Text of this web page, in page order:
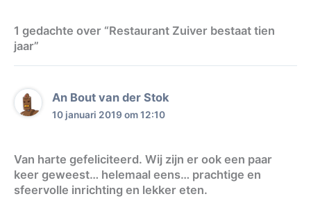
1 gedachte over “Restaurant Zuiver bestaat tien
jaar”
An Bout van der Stok
10 januari 2019 om 12:10
Van harte gefeliciteerd. Wij zijn er ook een paar
keer geweest… helemaal eens… prachtige en
sfeervolle inrichting en lekker eten.